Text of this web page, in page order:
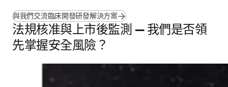
與我們交流臨床開發研發解決方案
法規核准與上市後監測 — 我們是否領
先掌握安全風險？